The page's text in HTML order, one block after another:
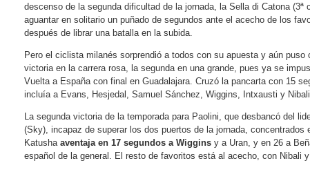
descenso de la segunda dificultad de la jornada, la Sella di Catona (3ª
aguantar en solitario un puñado de segundos ante el acecho de los
después de librar una batalla en la subida.
Pero el ciclista milanés sorprendió a todos con su apuesta y aún puso
victoria en la carrera rosa, la segunda en una grande, pues ya se
Vuelta a España con final en Guadalajara. Cruzó la pancarta con 15
incluía a Evans, Hesjedal, Samuel Sánchez, Wiggins, Intxausti y Nibali.
La segunda victoria de la temporada para Paolini, que desbancó del
(Sky), incapaz de superar los dos puertos de la jornada, concentrados
Katusha aventaja en 17 segundos a Wiggins y a Uran, y en 26 a
español de la general. El resto de favoritos está al acecho, con Nibali